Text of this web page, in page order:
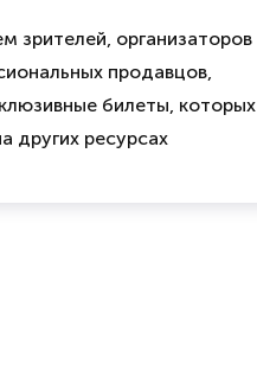
зрителей, организаторов
продавцов,
билеты, которых
других ресурсах